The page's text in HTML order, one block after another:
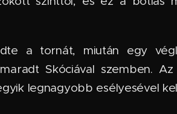
a tornát, miután egy
Skóciával szemben.
legnagyobb esélyesével